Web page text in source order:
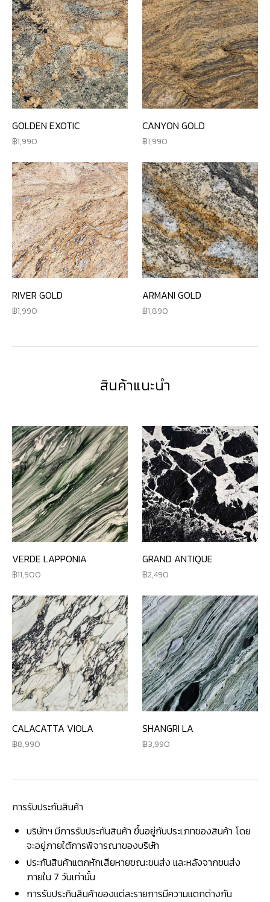
GOLDEN EXOTIC
1,990
CANYON GOLD
1,990
RIVER GOLD
1,990
ARMANI GOLD
1,890
สินค้าแนะนำ
VERDE LAPPONIA
11,900
GRAND ANTIQUE
2,490
CALACATTA VIOLA
8,990
SHANGRI LA
3,990
การรับประกันสินค้า
บริษัทฯ มีการรับประกันสินค้า ขึ้นอยู่กับประเภทของสินค้า โดย
จะอยู่ภายใต้การพิจารณาของบริษัท
ประกันสินค้าแตกหักเสียหายขณะขนส่ง และหลังจากขนส่ง
ภายใน 7 วันเท่านั้น
การรับประกินสินค้าของแต่ละรายการมีความแตกต่างกัน